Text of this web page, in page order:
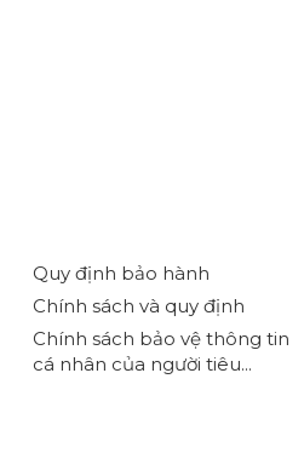
Quy định bảo hành
Chính sách và quy định
Chính sách bảo vệ thông tin
cá nhân của người tiêu...